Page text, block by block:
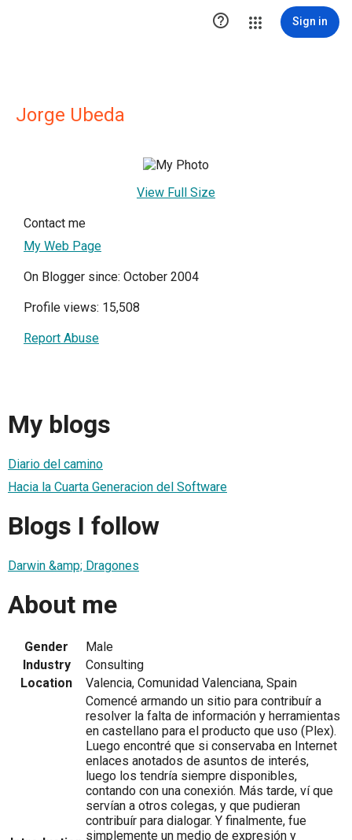
 Sign in
Jorge Ubeda
View Full Size
Contact me
My Web Page
On Blogger since: October 2004
Profile views: 15,508
Report Abuse
My blogs
Diario del camino
Hacia la Cuarta Generacion del Software
Blogs I follow
Darwin &amp; Dragones
About me
Gender
Male
Industry
Consulting
Location
Valencia, Comunidad Valenciana, Spain
Comencé armando un sitio para contribuír a
resolver la falta de información y herramientas
en castellano para el producto que uso (Plex).
Luego encontré que si conservaba en Internet
enlaces anotados de asuntos de interés,
luego los tendría siempre disponibles,
contando con una conexión. Más tarde, ví que
servían a otros colegas, y que pudieran
contribuír para dialogar. Y finalmente, fue
simplemente un medio de expresión y